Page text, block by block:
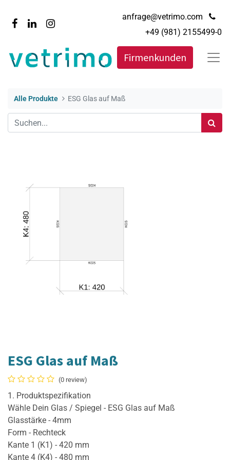
anfrage@vetrimo.com
+49 (981) 2155499-0
Firmenkunden
Alle Produkte ESG Glas auf Maß
ESG Glas auf Maß
(0 review)
1. Produktspezifikation
Wähle Dein Glas / Spiegel - ESG Glas auf Maß
Glasstärke - 4mm
Form - Rechteck
Kante 1 (K1) - 420 mm
Kante 4 (K4) - 480 mm